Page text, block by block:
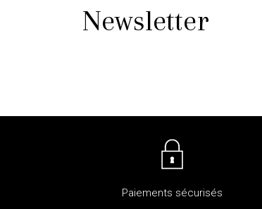
Newsletter
Paiements sécurisés